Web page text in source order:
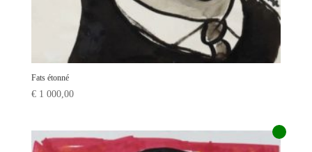
Fats étonné
€1 000,00